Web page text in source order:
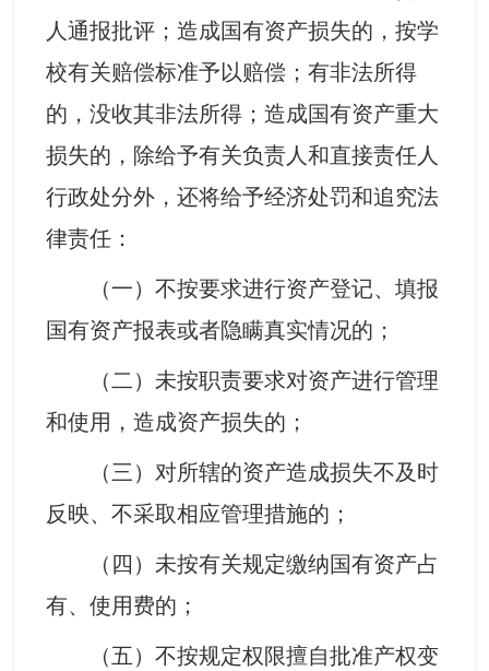
人通报批评；造成国有资产损失的，按学
校有关赔偿标准予以赔偿；有非法所得
的，没收其非法所得；造成国有资产重大
损失的，除给予有关负责人和直接责任人
行政处分外，还将给予经济处罚和追究法
律责任：
（一）不按要求进行资产登记、填报
国有资产报表或者隐瞒真实情况的；
（二）未按职责要求对资产进行管理
和使用，造成资产损失的；
（三）对所辖的资产造成损失不及时
反映、不采取相应管理措施的；
（四）未按有关规定缴纳国有资产占
有、使用费的；
（五）不按规定权限擅自批准产权变